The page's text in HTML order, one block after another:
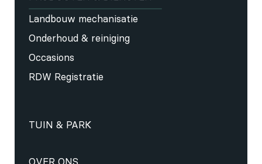
Landbouw mechanisatie
Onderhoud & reiniging
Occasions
RDW Registratie
TUIN & PARK